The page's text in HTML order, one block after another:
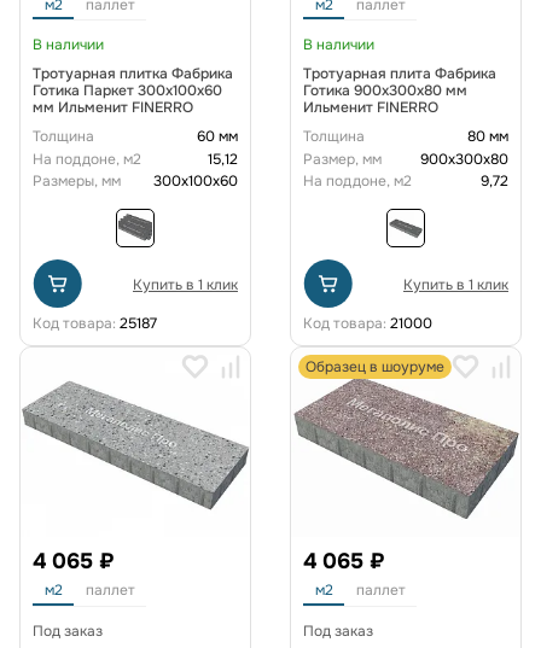
м2 паллет
В наличии
Тротуарная плитка Фабрика
Готика Паркет 300х100х60
мм Ильменит FINERRO
Толщина
60 мм
На поддоне, м2
15,12
Размеры, мм
300x100x60
Купить в 1 клик
Код товара: 25187
м2 паллет
В наличии
Тротуарная плита Фабрика
Готика 900х300х80 мм
Ильменит FINERRO
Толщина
80 мм
Размер, мм
900x300x80
На поддоне, м2
9,72
Купить в 1 клик
Код товара: 21000
4 065 ₽
м2 паллет
Под заказ
Образец в шоуруме
4 065 ₽
м2 паллет
Под заказ